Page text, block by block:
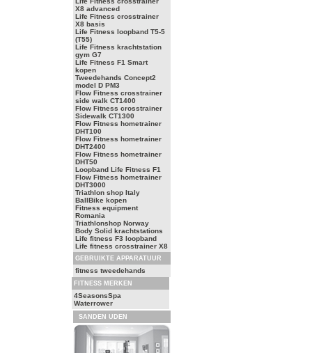
X8 advanced
Life Fitness crosstrainer
X8 basis
Life Fitness loopband T5-5
(T55)
Life Fitness krachtstation
gym G7
Life Fitness F1 Smart
kopen
Tweedehands Concept2
model D PM3
Flow Fitness crosstrainer
side walk CT1400
Flow Fitness crosstrainer
Sidewalk CT1300
Flow Fitness hometrainer
DHT100
Flow Fitness hometrainer
DHT2400
Flow Fitness hometrainer
DHT50
Loopband Life Fitness F1
Flow Fitness hometrainer
DHT3000
Triathlon shop Italy
BallBike kopen
Fitness equipment
Romania
Triathlonshop Norway
Body Solid krachtstations
Life fitness F3 loopband
Life fitness crosstrainer X8
GEBRUIKTE APPARATUUR
fitness tweedehands
FITNESS MERKEN
4SeasonsSpa
Waterrower
SANDEN UDEN